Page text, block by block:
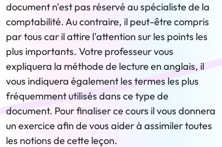
document n'est pas réservé au spécialiste de la
comptabilité. Au contraire, il peut-être compris
par tous car il attire l'attention sur les points les
plus importants. Votre professeur vous
expliquera la méthode de lecture en anglais, il
vous indiquera également les termes les plus
fréquemment utilisés dans ce type de
document. Pour finaliser ce cours il vous donnera
un exercice afin de vous aider à assimiler toutes
les notions de cette leçon.